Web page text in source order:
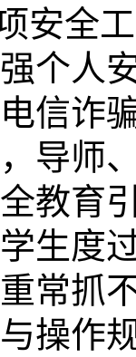
安全
个人
信诈
导师
教育
生度
常抓
操作